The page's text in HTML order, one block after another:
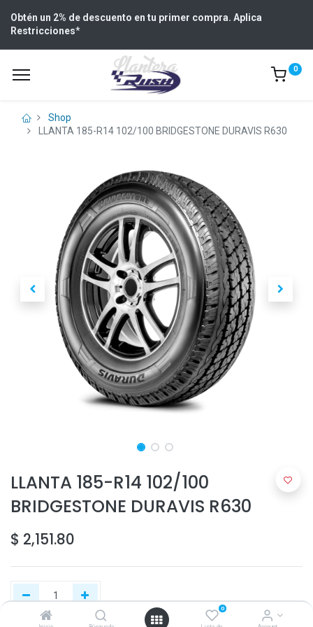
0
Obtén un 2% de descuento en tu primer compra. Aplica
Restricciones*
0
Shop
LLANTA 185-R14 102/100 BRIDGESTONE DURAVIS R630
LLANTA 185-R14 102/100
BRIDGESTONE DURAVIS R630
$ 2,151.80